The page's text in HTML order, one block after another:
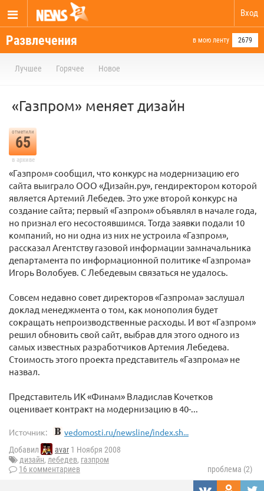
Вход
Развлечения в мою ленту 2679
Лучшее Горячее Новое
«Газпром» меняет дизайн
отметили
65
в архиве
«Газпром» сообщил, что конкурс на модернизацию его
сайта выиграло ООО «Дизайн.ру», гендиректором которой
является Артемий Лебедев. Это уже второй конкурс на
создание сайта; первый «Газпром» объявлял в начале года,
но признал его несостоявшимся. Тогда заявки подали 10
компаний, но ни одна из них не устроила «Газпром»,
рассказал Агентству газовой информации замначальника
департамента по информационной политике «Газпрома»
Игорь Волобуев. С Лебедевым связаться не удалось.
Совсем недавно совет директоров «Газпрома» заслушал
доклад менеджмента о том, как монополия будет
сокращать непроизводственные расходы. И вот «Газпром»
решил обновить свой сайт, выбрав для этого одного из
самых известных разработчиков Артемия Лебедева.
Стоимость этого проекта представитель «Газпрома» не
назвал.
Представитель ИК «Финам» Владислав Кочетков
оценивает контракт на модернизацию в 40-...
Источник: vedomosti.ru/newsline/index.sh...
Добавил avar 1 Ноября 2008
дизайн, лебедев, газпром
16 комментариев
проблема (2)